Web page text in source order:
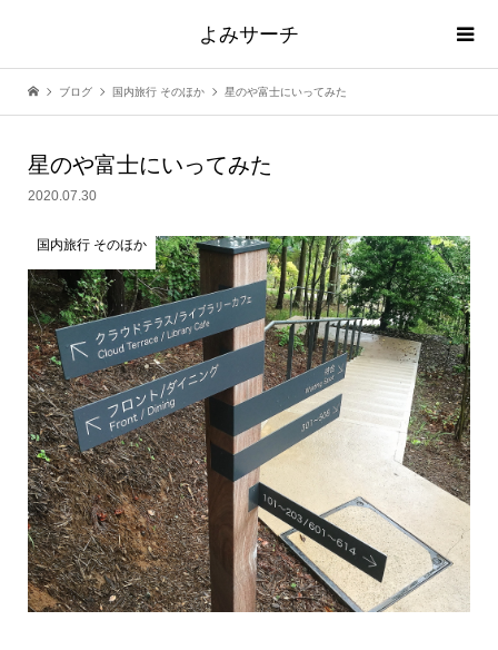
よみサーチ
ブログ 国内旅行 そのほか 星のや富士にいってみた
星のや富士にいってみた
2020.07.30
国内旅行 そのほか